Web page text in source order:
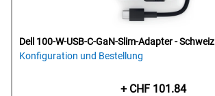
Dell 100-W-USB-C-GaN-Slim-Adapter - Schweiz
Konfiguration und Bestellung
Preis+ CHF 101.84